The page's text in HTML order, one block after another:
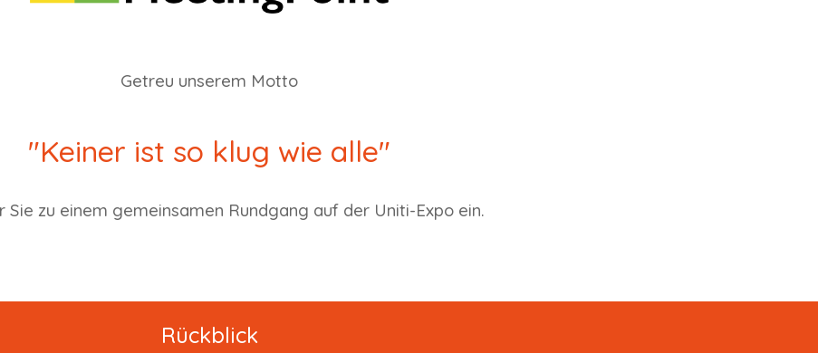
Getreu unserem Motto
"Keiner ist so klug wie alle"
Sie zu einem gemeinsamen Rundgang auf der Uniti-Expo ein.
Rückblick